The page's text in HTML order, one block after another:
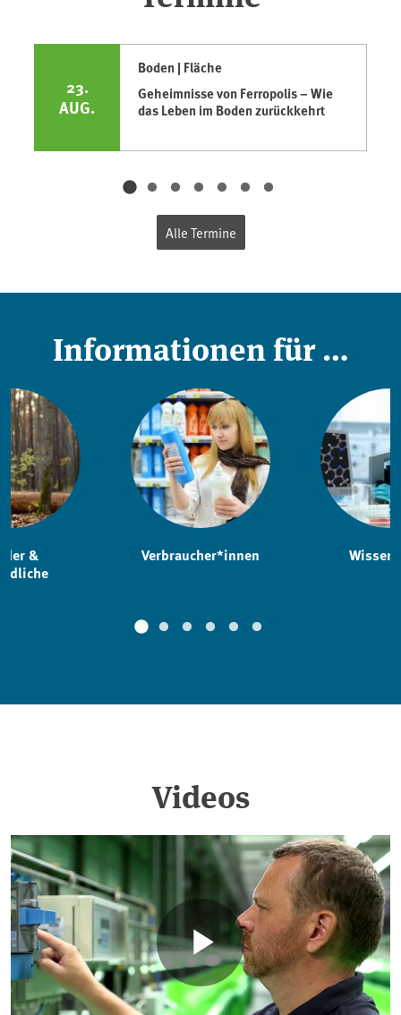
23.
AUG.
Boden | Fläche
Geheimnisse von Ferropolis – Wie
das Leben im Boden zurückkehrt
Alle Termine
Informationen für …
&
Verbraucher*innen
Videos